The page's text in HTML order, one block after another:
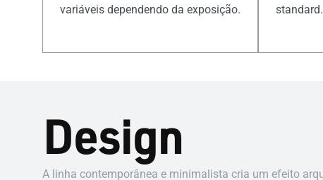
variáveis dependendo da exposição.
standard.
Design
A linha contemporânea e minimalista cria um efeito